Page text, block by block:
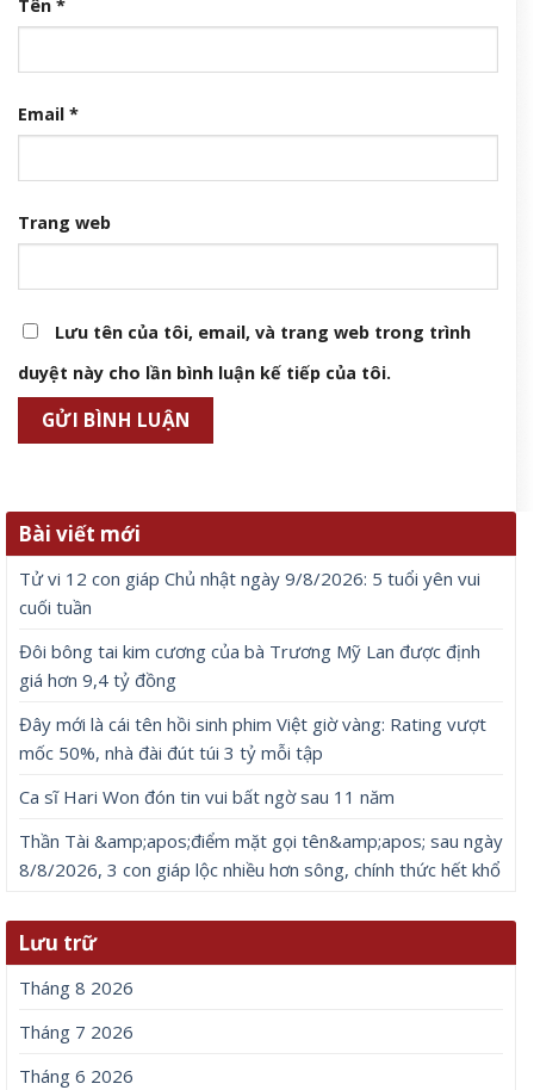
Tên *
Email *
Trang web
Lưu tên của tôi, email, và trang web trong trình
duyệt này cho lần bình luận kế tiếp của tôi.
Bài viết mới
Tử vi 12 con giáp Chủ nhật ngày 9/8/2026: 5 tuổi yên vui
cuối tuần
Đôi bông tai kim cương của bà Trương Mỹ Lan được định
giá hơn 9,4 tỷ đồng
Đây mới là cái tên hồi sinh phim Việt giờ vàng: Rating vượt
mốc 50%, nhà đài đút túi 3 tỷ mỗi tập
Ca sĩ Hari Won đón tin vui bất ngờ sau 11 năm
Thần Tài &amp;apos;điểm mặt gọi tên&amp;apos; sau ngày
8/8/2026, 3 con giáp lộc nhiều hơn sông, chính thức hết khổ
Lưu trữ
Tháng 8 2026
Tháng 7 2026
Tháng 6 2026